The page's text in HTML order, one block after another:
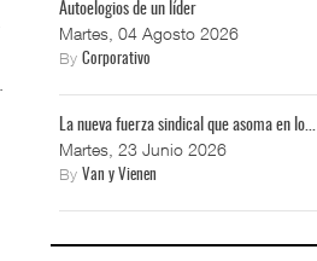
Autoelogios de un líder
Martes, 04 Agosto 2026
ByCorporativo
La nueva fuerza sindical que asoma en lo...
Martes, 23 Junio 2026
ByVan y Vienen